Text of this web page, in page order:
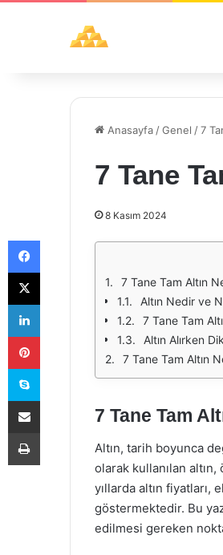
Anasayfa /Genel /7
7 Tane
8 Kasım 2024
7 Tane Tam Altın
Altın Nedir ve
7 Tane Tam
Altın Alırken
7 Tane Tam Altın
7 Tane Tam
Altın, tarih boyunca
olarak kullanılan
yıllarda altın
göstermektedir. Bu
edilmesi gereken
Facebook
X
LinkedIn
Pinterest
Skype
E-Posta ile paylaş